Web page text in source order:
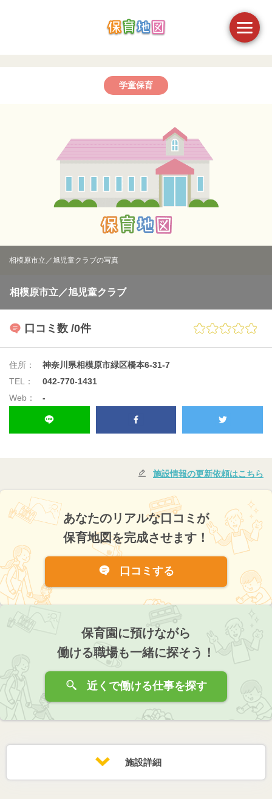
学童保育
相模原市立／旭児童クラブの写真
相模原市立／旭児童クラブ
口コミ数 /0件
住所：
神奈川県相模原市緑区橋本6-31-7
TEL：
042-770-1431
Web：
-
施設情報の更新依頼はこちら
あなたのリアルな口コミが
保育地図を完成させます！
口コミする
保育園に預けながら
働ける職場も一緒に探そう！
近くで働ける仕事を探す
施設詳細